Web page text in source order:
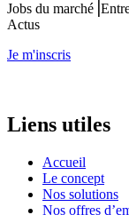
Jobs du
Actus
Je m'inscris
Liens utiles
Accueil
Le concept
Nos solutions
Nos offres